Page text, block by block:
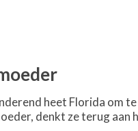
heet Florida om
denkt ze terug aan